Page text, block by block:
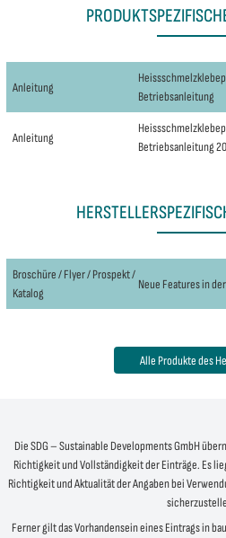
Anleitung
Betriebsanleitung
Anleitung
Betriebsanleitung
Broschüre / Flyer / Prospekt /
Katalog
Neue Features in
Alle Produkte des
Die SDG – Sustainable Developments GmbH
Richtigkeit und Vollständigkeit der Einträge. Es
Richtigkeit und Aktualität der Angaben bei
Ferner gilt das Vorhandensein eines Eintrags in